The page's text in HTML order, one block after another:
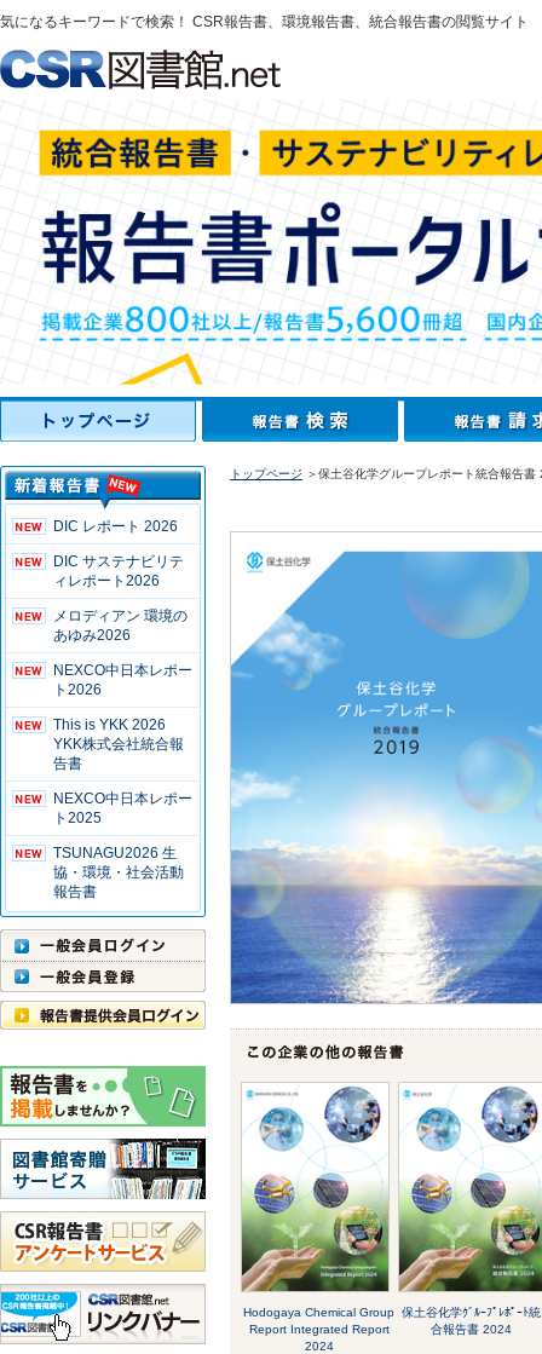
気になるキーワードで検索！ CSR報告書、環境報告書、統合報告書の閲覧サイト
DIC レポート 2026
DIC サステナビリテ
ィレポート2026
メロディアン 環境の
あゆみ2026
NEXCO中日本レポー
ト2026
This is YKK 2026
YKK株式会社統合報
告書
NEXCO中日本レポー
ト2025
TSUNAGU2026 生
協・環境・社会活動
報告書
トップページ ＞保土谷化学グループレポート統合報告書
Hodogaya Chemical Group
Report Integrated Report
2024
保土谷化学ｸﾞﾙｰﾌﾟﾚﾎﾟｰﾄ統
合報告書 2024